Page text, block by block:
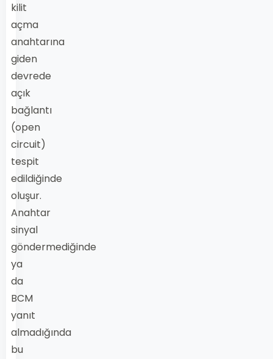
kilit
açma
anahtarına
giden
devrede
açık
bağlantı
(open
circuit)
tespit
edildiğinde
oluşur.
Anahtar
sinyal
göndermediğinde
ya
da
BCM
yanıt
almadığında
bu